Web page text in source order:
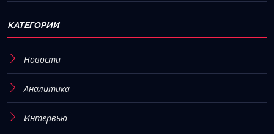
КАТЕГОРИИ
Новости
Аналитика
Интервью